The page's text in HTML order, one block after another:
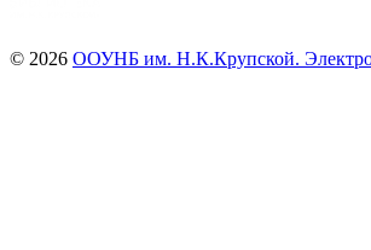
© 2026 ООУНБ им. Н.К.Крупской.